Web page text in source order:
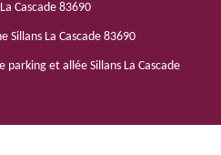
Cascade 83690
Sillans La Cascade 83690
et allée Sillans La Cascade